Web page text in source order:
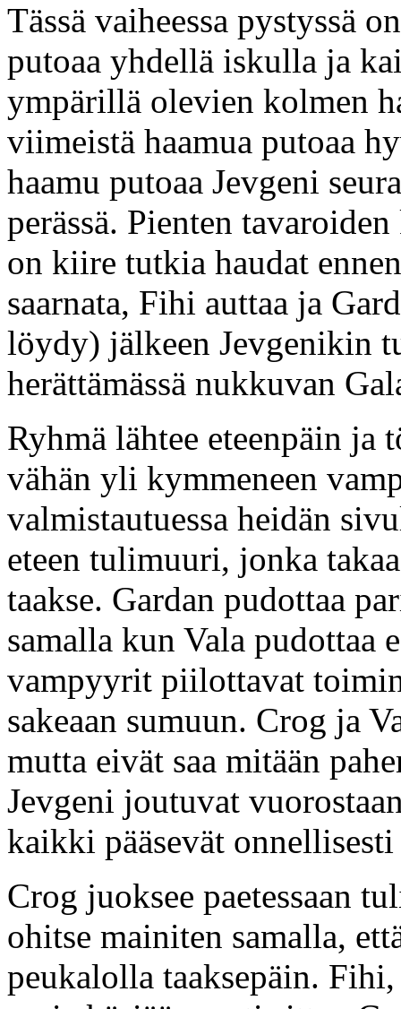
Tässä vaiheessa pystyssä
putoaa yhdellä iskulla ja
ympärillä olevien kolmen
viimeistä haamua putoaa
haamu putoaa Jevgeni
perässä. Pienten
on kiire tutkia haudat
saarnata, Fihi auttaa ja
löydy) jälkeen Jevgenikin
herättämässä nukkuvan
Ryhmä lähtee eteenpäin ja
vähän yli kymmeneen
valmistautuessa heidän
eteen tulimuuri, jonka
taakse. Gardan pudottaa
samalla kun Vala pudottaa
vampyyrit piilottavat
sakeaan sumuun. Crog ja
mutta eivät saa mitään
Jevgeni joutuvat
kaikki pääsevät
Crog juoksee paetessaan
ohitse mainiten samalla,
peukalolla taaksepäin.